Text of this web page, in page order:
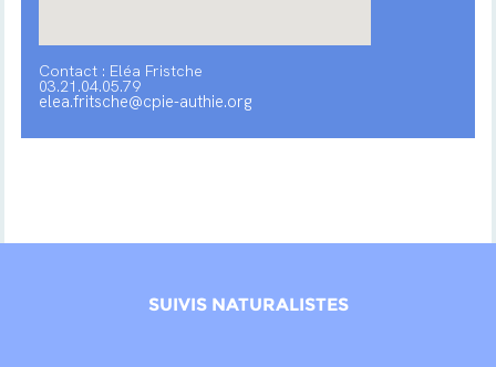
Contact : Eléa Fristche
03.21.04.05.79
elea.fritsche@cpie-authie.org
SUIVIS NATURALISTES